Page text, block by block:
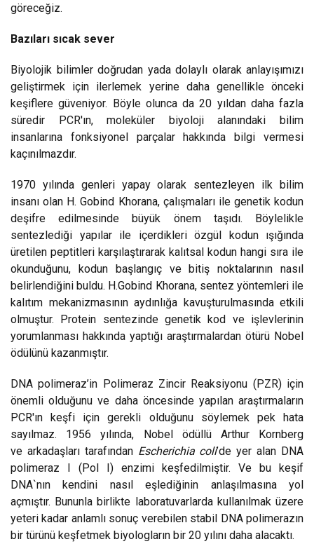
göreceğiz.
Bazıları sıcak sever
Biyolojik bilimler doğrudan yada dolaylı olarak anlayışımızı
geliştirmek için ilerlemek yerine daha genellikle önceki
keşiflere güveniyor. Böyle olunca da 20 yıldan daha fazla
süredir PCR'ın, moleküler biyoloji alanındaki bilim
insanlarına fonksiyonel parçalar hakkında bilgi vermesi
kaçınılmazdır.
1970 yılında genleri yapay olarak sentezleyen ilk bilim
insanı olan H. Gobind Khorana, çalışmaları ile genetik kodun
deşifre edilmesinde büyük önem taşıdı. Böylelikle
sentezlediği yapılar ile içerdikleri özgül kodun ışığında
üretilen peptitleri karşılaştırarak kalıtsal kodun hangi sıra ile
okunduğunu, kodun başlangıç ve bitiş noktalarının nasıl
belirlendiğini buldu. H.Gobind Khorana, sentez yöntemleri ile
kalıtım mekanizmasının aydınlığa kavuşturulmasında etkili
olmuştur. Protein sentezinde genetik kod ve işlevlerinin
yorumlanması hakkında yaptığı araştırmalardan ötürü Nobel
ödülünü kazanmıştır.
DNA polimeraz’in Polimeraz Zincir Reaksiyonu (PZR) için
önemli olduğunu ve daha öncesinde yapılan araştırmaların
PCR'ın keşfi için gerekli olduğunu söylemek pek hata
sayılmaz. 1956 yılında, Nobel ödüllü Arthur Kornberg
ve arkadaşları tarafından Escherichia coli’de yer alan DNA
polimeraz I (Pol I) enzimi keşfedilmiştir. Ve bu keşif
DNA`nın kendini nasıl eşlediğinin anlaşılmasına yol
açmıştır. Bununla birlikte laboratuvarlarda kullanılmak üzere
yeteri kadar anlamlı sonuç verebilen stabil DNA polimerazın
bir türünü keşfetmek biyologların bir 20 yılını daha alacaktı.